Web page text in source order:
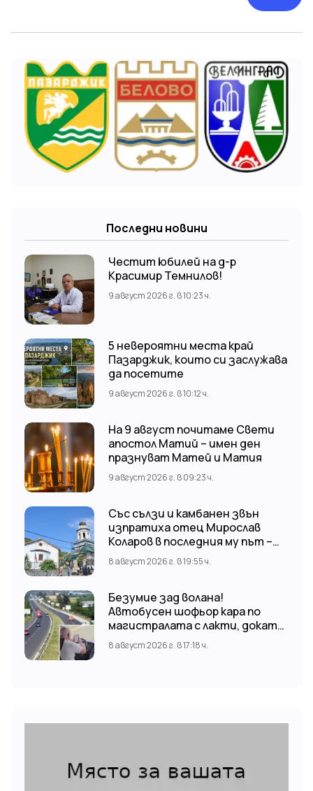
Последни новини
Честит юбилей на д-р
Красимир Темнилов!
9 август 2026 г. в 10:23 ч.
5 невероятни места край
Пазарджик, които си заслужава
да посетите
9 август 2026 г. в 10:12 ч.
На 9 август почитаме Свети
апостол Матий – имен ден
празнуват Матей и Матия
9 август 2026 г. в 09:23 ч.
Със сълзи и камбанен звън
изпратиха отец Мирослав
Коларов в последния му път –
Пловдивският митрополит
Николай отслужи опелото
8 август 2026 г. в 19:55 ч.
Безумие зад волана!
Автобусен шофьор кара по
магистралата с лакти, докато
гледа TikTok
8 август 2026 г. в 17:18 ч.